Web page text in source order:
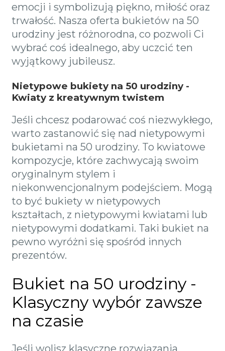
emocji i symbolizują piękno, miłość oraz
trwałość. Nasza oferta bukietów na 50
urodziny jest różnorodna, co pozwoli Ci
wybrać coś idealnego, aby uczcić ten
wyjątkowy jubileusz.
Nietypowe bukiety na 50 urodziny -
Kwiaty z kreatywnym twistem
Jeśli chcesz podarować coś niezwykłego,
warto zastanowić się nad nietypowymi
bukietami na 50 urodziny. To kwiatowe
kompozycje, które zachwycają swoim
oryginalnym stylem i
niekonwencjonalnym podejściem. Mogą
to być bukiety w nietypowych
kształtach, z nietypowymi kwiatami lub
nietypowymi dodatkami. Taki bukiet na
pewno wyróżni się spośród innych
prezentów.
Bukiet na 50 urodziny -
Klasyczny wybór zawsze
na czasie
Jeśli wolisz klasyczne rozwiązania,